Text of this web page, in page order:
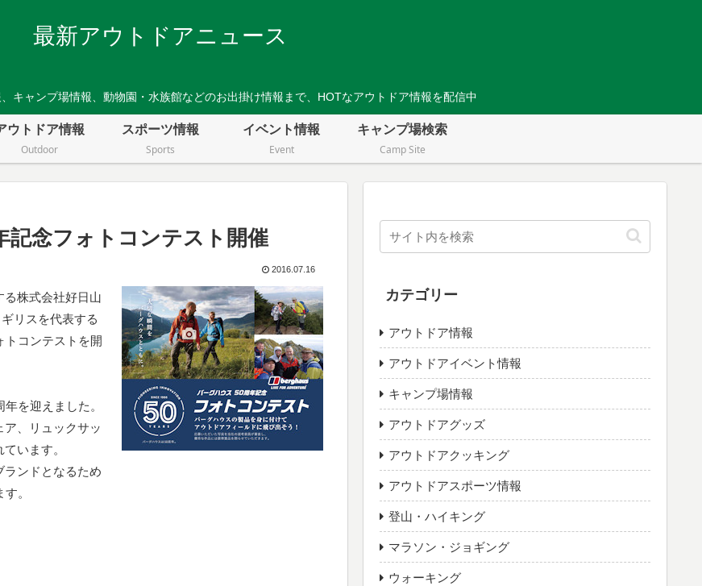
最新アウトドアニュース
キャンプ場情報、動物園・水族館などのお出掛け情報まで、HOTなアウトドア情報を配信中
ウトドア情報
Outdoor
スポーツ情報
Sports
イベント情報
Event
キャンプ場検索
Camp Site
念フォトコンテスト開催
2016.07.16
株式会社好日山
リスを代表する
トコンテストを開
を迎えました。
、リュックサッ
います。
ランドとなるため
。
カテゴリー
アウトドア情報
アウトドアイベント情報
キャンプ場情報
アウトドアグッズ
アウトドアクッキング
アウトドアスポーツ情報
登山・ハイキング
マラソン・ジョギング
ウォーキング